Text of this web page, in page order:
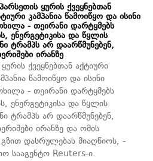
ყურის ქვეყნებთან
კამპანია წამოიწყო და ისინი
- თეირანი დარტყმებს
ენერგეტიკისა და წყლის
ტრამპს არ დაარწმუნებენ,
ირანზე
ქვეყნებთან აქტიური
წამოიწყო და ისინი
- თეირანი დარტყმებს
ენერგეტიკისა და წყლის
ტრამპს არ დაარწმუნებენ,
ირანზე და ომის
დასრულებას მიაღწიოს, -
სააგენტო Reuters-ი.